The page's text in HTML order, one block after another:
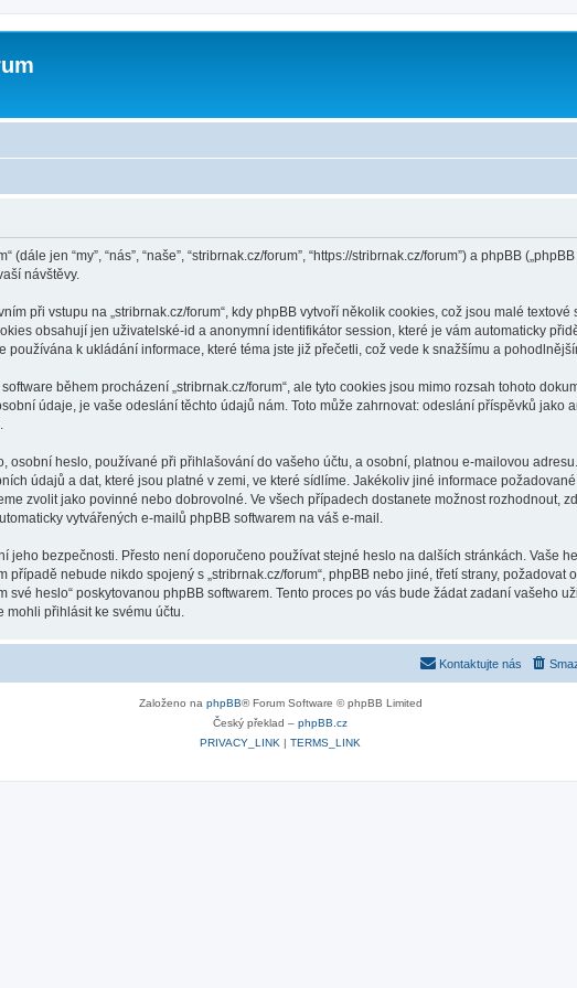
jen “my”, “nás”, “naše”, “stribrnak.cz/forum”, “https://stribrnak.cz/forum”) a phpBB
návštěvy.
při vstupu na „stribrnak.cz/forum“, kdy phpBB vytvoří několik cookies, což jsou malé
obsahují jen uživatelské-id a anonymní identifikátor session, které je vám automaticky
používána k ukládání informace, které téma jste již přečetli, což vede k snažšímu a
během procházení „stribrnak.cz/forum“, ale tyto cookies jsou mimo rozsah tohoto
údaje, je vaše odeslání těchto údajů nám. Toto může zahrnovat: odeslání příspěvků jako
osobní heslo, používané při přihlašování do vašeho účtu, a osobní, platnou e-mailovou
údajů a dat, které jsou platné v zemi, ve které sídlíme. Jakékoliv jiné informace
zvolit jako povinné nebo dobrovolné. Ve všech případech dostanete možnost rozhodnout,
vytvářených e-mailů phpBB softwarem na váš e-mail.
jeho bezpečnosti. Přesto není doporučeno používat stejné heslo na dalších stránkách. Vaše
případě nebude nikdo spojený s „stribrnak.cz/forum“, phpBB nebo jiné, třetí strany,
své heslo“ poskytovanou phpBB softwarem. Tento proces po vás bude žádat zadaní vašeho
přihlásit ke svému účtu.
Kontaktujte nás
Založeno na phpBB® Forum Software © phpBB Limited
Český překlad – phpBB.cz
PRIVACY_LINK | TERMS_LINK